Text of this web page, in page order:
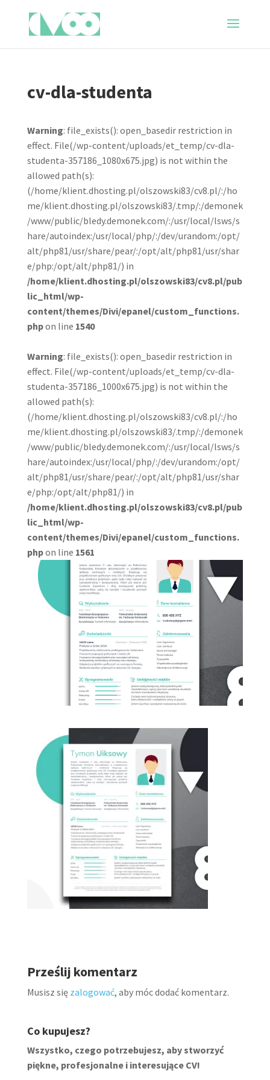
cv-dla-studenta
Warning: file_exists(): open_basedir restriction in
effect. File(/wp-content/uploads/et_temp/cv-dla-
studenta-357186_1080x675.jpg) is not within the
allowed path(s):
(/home/klient.dhosting.pl/olszowski83/cv8.pl/:/ho
me/klient.dhosting.pl/olszowski83/.tmp/:/demonek
/www/public/bledy.demonek.com/:/usr/local/lsws/s
hare/autoindex:/usr/local/php/:/dev/urandom:/opt/
alt/php81/usr/share/pear/:/opt/alt/php81/usr/shar
e/php:/opt/alt/php81/) in
/home/klient.dhosting.pl/olszowski83/cv8.pl/pub
lic_html/wp-
content/themes/Divi/epanel/custom_functions.
phpon line 1540
Warning: file_exists(): open_basedir restriction in
effect. File(/wp-content/uploads/et_temp/cv-dla-
studenta-357186_1000x675.jpg) is not within the
allowed path(s):
(/home/klient.dhosting.pl/olszowski83/cv8.pl/:/ho
me/klient.dhosting.pl/olszowski83/.tmp/:/demonek
/www/public/bledy.demonek.com/:/usr/local/lsws/s
hare/autoindex:/usr/local/php/:/dev/urandom:/opt/
alt/php81/usr/share/pear/:/opt/alt/php81/usr/shar
e/php:/opt/alt/php81/) in
/home/klient.dhosting.pl/olszowski83/cv8.pl/pub
lic_html/wp-
content/themes/Divi/epanel/custom_functions.
phpon line 1561
Prześlij komentarz
Musisz się zalogować, aby móc dodać komentarz.
Co kupujesz?
Wszystko, czego potrzebujesz, aby stworzyć
piękne, profesjonalne i interesujące CV!